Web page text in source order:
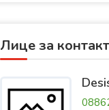
Лице за контакт